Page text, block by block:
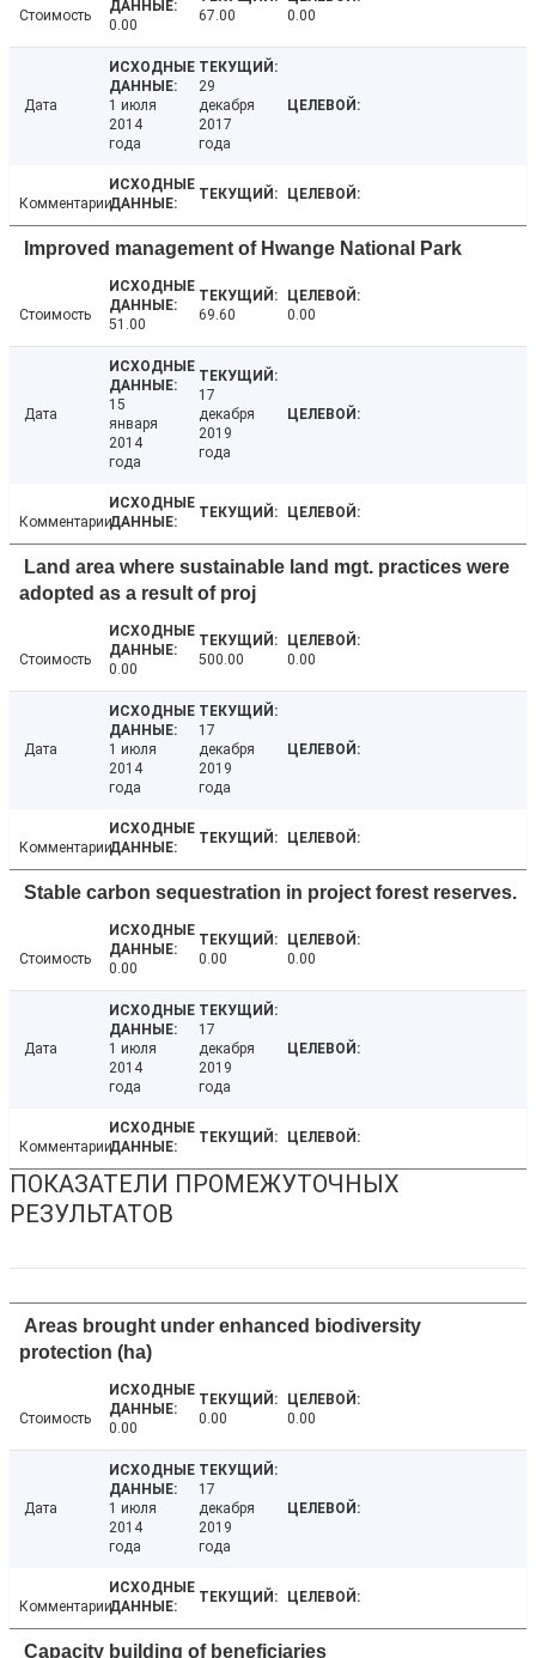
Стоимость
0.00
67.00 0.00
Дата
1 июля
2014
года
29
декабря
2017
года
Комментарии
Improved management of Hwange National Park
Стоимость
51.00
69.60 0.00
Дата
15
января
2014
года
17
декабря
2019
года
Комментарии
Land area where sustainable land mgt. practices were
adopted as a result of proj
Стоимость
0.00
500.00 0.00
Дата
1 июля
2014
года
17
декабря
2019
года
Комментарии
Stable carbon sequestration in project forest reserves.
Стоимость
0.00
0.00 0.00
Дата
1 июля
2014
года
17
декабря
2019
года
Комментарии
ПОКАЗАТЕЛИ ПРОМЕЖУТОЧНЫХ
РЕЗУЛЬТАТОВ
Areas brought under enhanced biodiversity
protection (ha)
Стоимость
0.00
0.00 0.00
Дата
1 июля
2014
года
17
декабря
2019
года
Комментарии
Capacity building of beneficiaries